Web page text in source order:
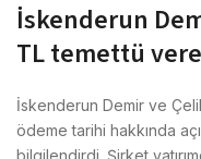
İskenderun
TL temettü
İskenderun Demir ve
ödeme tarihi hakkında
bilgilendirdi. Şirket